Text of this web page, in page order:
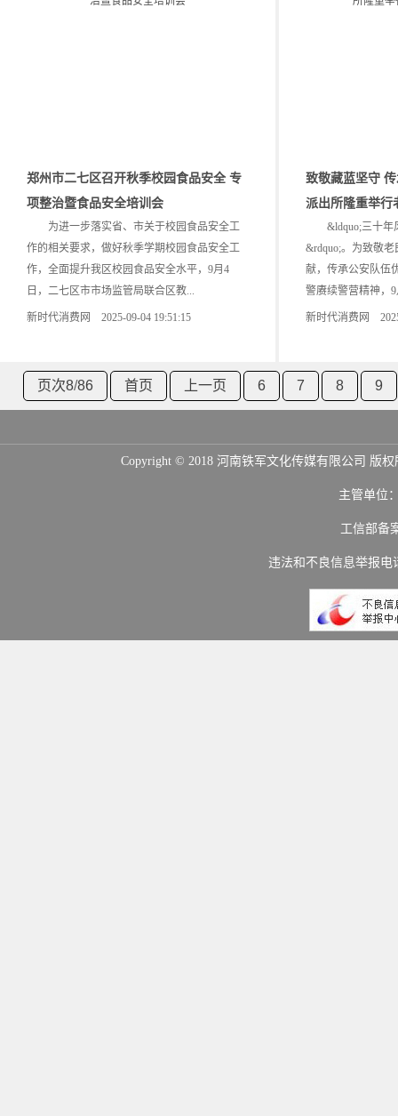
郑州市二七区召开秋季校园食品安全 专
项整治暨食品安全培训会
为进一步落实省、市关于校园食品安全工
作的相关要求，做好秋季学期校园食品安全工
作，全面提升我区校园食品安全水平，9月4
日，二七区市市场监管局联合区教...
新时代消费网 2025-09-04 19:51:15
致敬藏蓝坚守
派出所隆重举行
&ldquo;三十年
&rdquo;。为致敬
献，传承公安队伍
警赓续警营精神，
新时代消费网
页次8/86 首页 上一页 6 7 8 9
Copyright © 2018 河南铁军文化传媒有限公司 版
主管单位
工信部备
违法和不良信息举报